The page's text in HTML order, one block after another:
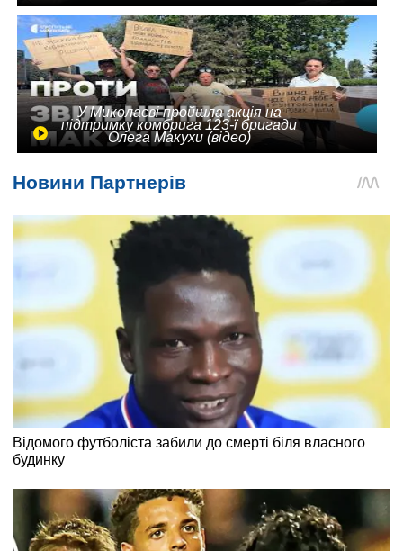
У Миколаєві пройшла акція на
підтримку комбрига 123-ї бригади
Олега Макухи (відео)